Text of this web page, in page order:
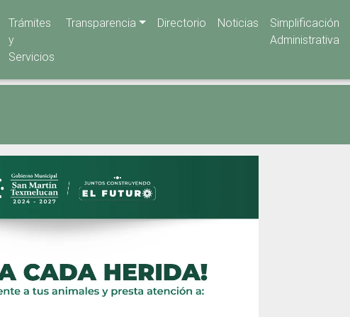
Trámites
y
Servicios
Transparencia Directorio Noticias
Simplificación
Administrativa